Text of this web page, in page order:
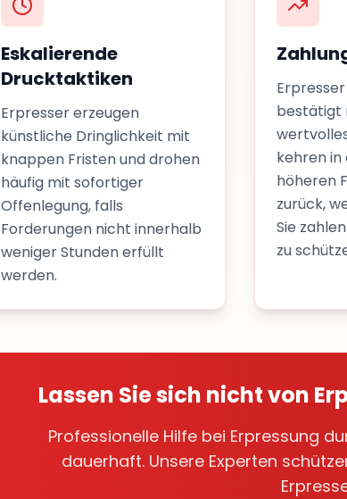
Eskalierende
Drucktaktiken
Erpresser erzeugen
künstliche Dringlichkeit mit
knappen Fristen und drohen
häufig mit sofortiger
Offenlegung, falls
Forderungen nicht innerhalb
weniger Stunden erfüllt
werden.
bestätigt
kehren in
höheren
zurück,
Sie
zu
Lassen Sie sich nicht von
Professionelle Hilfe bei Erpressung
dauerhaft. Unsere Experten